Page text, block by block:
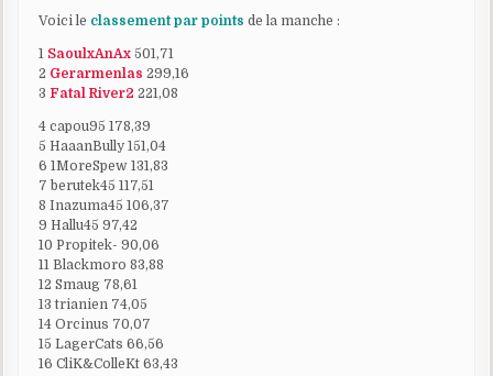
Voici le classement par points de la manche :
1 SaoulxAnAx 501,71
2 Gerarmenlas 299,16
3Fatal River2 221,08
4 capou95 178,39
5 HaaanBully 151,04
6 1MoreSpew 131,83
7 berutek45 117,51
8 Inazuma45 106,37
9 Hallu45 97,42
10 Propitek- 90,06
11 Blackmoro 83,88
12 Smaug 78,61
13 trianien 74,05
14 Orcinus 70,07
15 LagerCats 66,56
16 CliK&ColleKt 63,43